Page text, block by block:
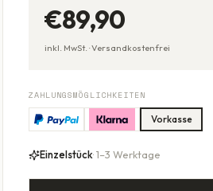
€89,90
inkl. MwSt. ·Versandkostenfrei
ZAHLUNGSMÖGLICHKEITEN
Vorkasse
Einzelstück· 1–3 Werktage